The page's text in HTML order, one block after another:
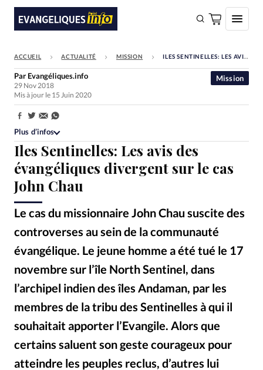
FAIRE UN DON
Faire un don
Société
Monde
Bible
Toute l'actualité
Devise:
RUBRIQUES
Economie
Eglises
Histoire Laicité
Liberté religieuse
Mission
Monde People Politique
Religions
Société
ACCUEIL ACTUALITÉ MISSION ILES SENTINELLES: LES AVIS DES ÉVANGÉLIQUES DIVERGENT SUR LE CAS JOHN CHAU
Iles Sentinelles: Les avis des
évangéliques divergent sur le cas
John Chau
Le cas du missionnaire John Chau suscite des
controverses au sein de la communauté
évangélique. Le jeune homme a été tué le 17
novembre sur l’île North Sentinel, dans
l’archipel indien des îles Andaman, par les
membres de la tribu des Sentinelles à qui il
souhaitait apporter l’Evangile. Alors que
certains saluent son geste courageux pour
atteindre les peuples reclus, d’autres lui
Mission
Par Evangéliques.info
29 Nov 2018
Mis à jour le 15 Juin 2020
Partager:
Plus d’infos